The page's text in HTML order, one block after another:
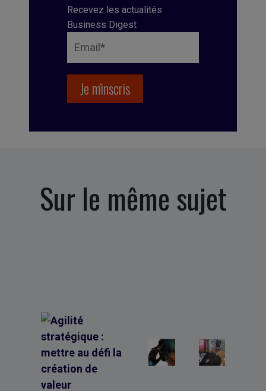
Recevez les actualités
Business Digest
Sur le même sujet